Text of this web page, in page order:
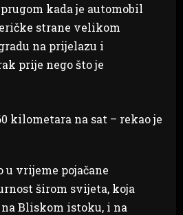
kada je automobil
strane velikom
na prijelazu i
prije nego što je
kilometara na sat – rekao je
u vrijeme pojačane
širom svijeta, koja
Bliskom istoku, i na